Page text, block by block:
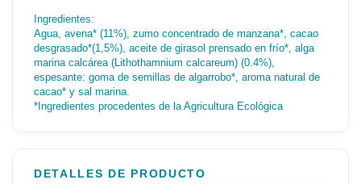
Ingredientes:
Agua, avena* (11%), zumo concentrado de manzana*, cacao
desgrasado*(1,5%), aceite de girasol prensado en frío*, alga
marina calcárea (Lithothamnium calcareum) (0.4%),
espesante: goma de semillas de algarrobo*, aroma natural de
cacao* y sal marina.
*Ingredientes procedentes de la Agricultura Ecológica
DETALLES DE PRODUCTO